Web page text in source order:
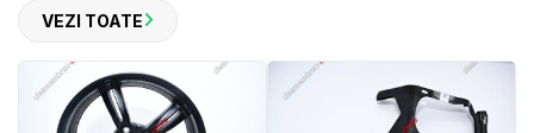
VEZI TOATE